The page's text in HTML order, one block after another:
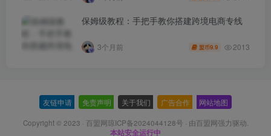
保姆级教程：手把手教你搭建跨境电商专线
3个月前 盟币9.9 2013
友链申请 免责声明 关于我们 广告合作 网站地图
Copyright © 2023 · 百盟网琼ICP备2024044128号 · 由百盟网强力驱动.
本站安全运行中